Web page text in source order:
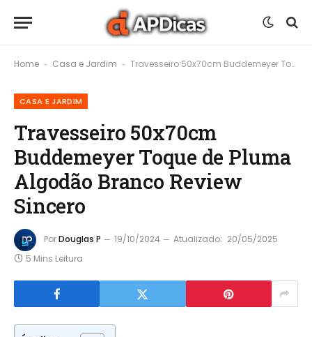
Home - Casa e Jardim - Travesseiro 50x70cm Buddemeyer Toque de Pluma Algodão Branco Review Sincero
CASA E JARDIM
Travesseiro 50x70cm
Buddemeyer Toque de Pluma
Algodão Branco Review
Sincero
PorDouglas P 19/10/2024 Atualizado: 20/05/2025
5 Mins Leitura